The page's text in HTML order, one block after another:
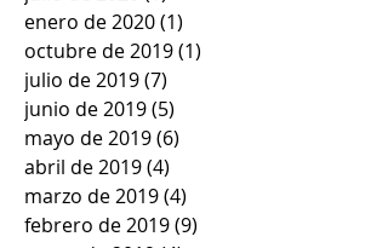
enero de 2020(1)
octubre de 2019(1)
julio de 2019(7)
junio de 2019(5)
mayo de 2019(6)
abril de 2019(4)
marzo de 2019(4)
febrero de 2019(9)